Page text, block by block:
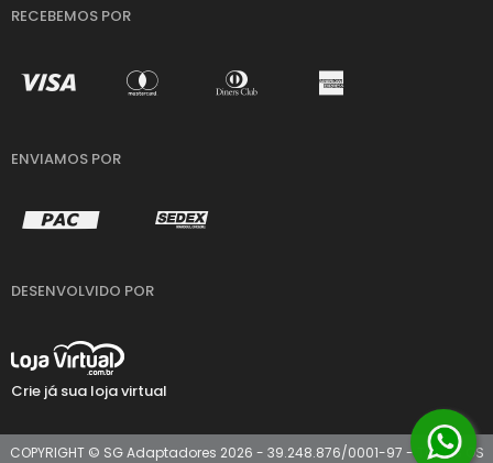
RECEBEMOS POR
ENVIAMOS POR
DESENVOLVIDO POR
Crie já sua loja virtual
COPYRIGHT © SG Adaptadores 2026 - 39.248.876/0001-97 - TODOS OS